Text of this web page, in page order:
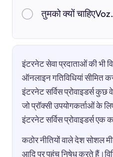
तुमको क्यों
इंटरनेट सेवा प्रदाताओं की भी
ऑनलाइन गतिविधियां सीमित
इंटरनेट सर्विस प्रोवाइडर्स
जो प्रॉक्सी उपयोगकर्ताओं के
इंटरनेट सर्विस प्रोवाइडर्स
कठोर नीतियों वाले देश सोशल
आदि पर पहुंच निषेध करते